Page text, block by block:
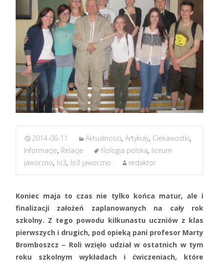
2014-06-11 Aktualności, Artykuły, Ciekawostki,
Informacje, Relacje filologia polska, liceum
jaworzno, lo3, lo3 jaworzno redaktor
Koniec maja to czas nie tylko końca matur, ale i
finalizacji założeń zaplanowanych na cały rok
szkolny. Z tego powodu kilkunastu uczniów z klas
pierwszych i drugich, pod opieką pani profesor Marty
Bromboszcz – Roli wzięło udział w ostatnich w tym
roku szkolnym wykładach i ćwiczeniach, które